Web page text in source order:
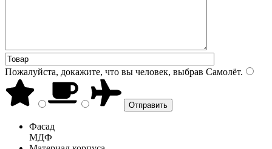
Пожалуйста, докажите, что вы человек, выбрав Самолёт.
Фасад
МДФ